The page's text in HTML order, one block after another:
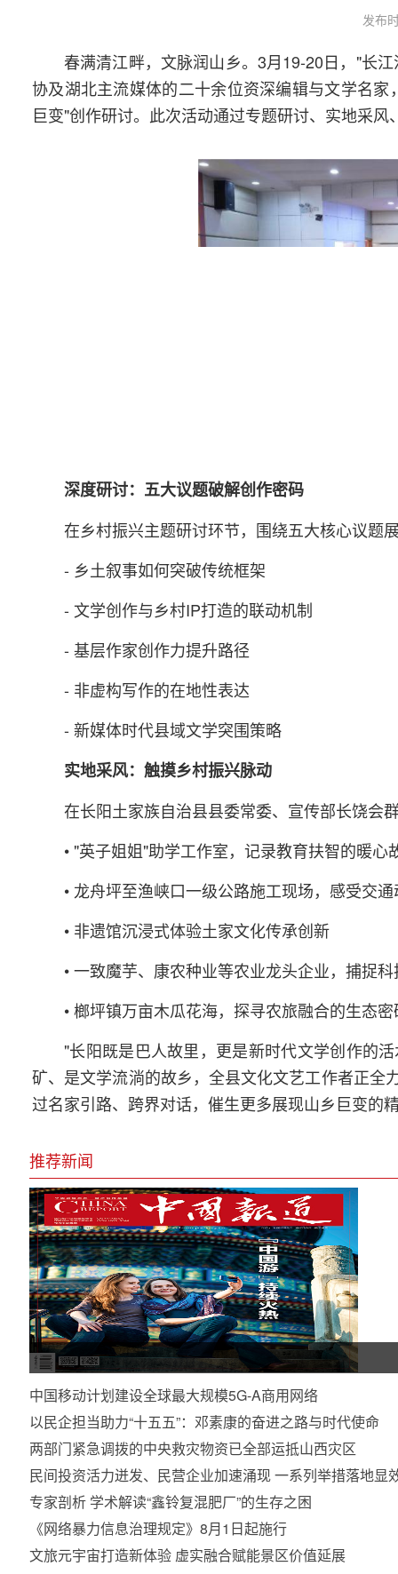
发布
春满清江畔，文脉润山乡。3月19-20日，"长
协及湖北主流媒体的二十余位资深编辑与文学名
巨变"创作研讨。此次活动通过专题研讨、实地采
深度研讨：五大议题破解创作密码
在乡村振兴主题研讨环节，围绕五大核心议题
- 乡土叙事如何突破传统框架
- 文学创作与乡村IP打造的联动机制
- 基层作家创作力提升路径
- 非虚构写作的在地性表达
- 新媒体时代县域文学突围策略
实地采风：触摸乡村振兴脉动
在长阳土家族自治县县委常委、宣传部长饶会
• "英子姐姐"助学工作室，记录教育扶智的暖心
• 龙舟坪至渔峡口一级公路施工现场，感受交
• 非遗馆沉浸式体验土家文化传承创新
• 一致魔芋、康农种业等农业龙头企业，捕捉
• 榔坪镇万亩木瓜花海，探寻农旅融合的生态密
"长阳既是巴人故里，更是新时代文学创作的
矿、是文学流淌的故乡，全县文化文艺工作者正全
过名家引路、跨界对话，催生更多展现山乡巨变的
推荐新闻
中国移动计划建设全球最大规模5G-A商用网络
以民企担当助力“十五五”：邓素康的奋进之路与时代使命
两部门紧急调拨的中央救灾物资已全部运抵山西灾区
民间投资活力迸发、民营企业加速涌现 一系列举措落地显
专家剖析 学术解读“鑫铃复混肥厂”的生存之困
《网络暴力信息治理规定》8月1日起施行
文旅元宇宙打造新体验 虚实融合赋能景区价值延展